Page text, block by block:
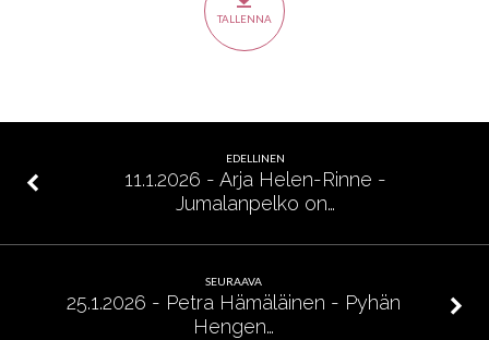
TALLENNA
EDELLINEN
11.1.2026 - Arja Helen-Rinne -
Jumalanpelko on…
SEURAAVA
25.1.2026 - Petra Hämäläinen - Pyhän
Hengen…